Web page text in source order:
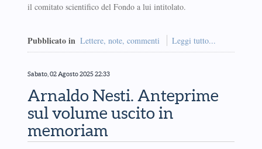
il comitato scientifico del Fondo a lui intitolato.
Pubblicato in Lettere, note, commenti Leggi tutto...
Sabato, 02 Agosto 2025 22:33
Arnaldo Nesti. Anteprime
sul volume uscito in
memoriam